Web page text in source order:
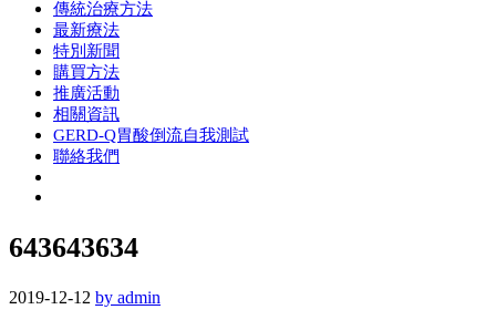
傳統治療方法
最新療法
特別新聞
購買方法
推廣活動
相關資訊
GERD-Q胃酸倒流自我測試
聯絡我們
643643634
2019-12-12 by admin